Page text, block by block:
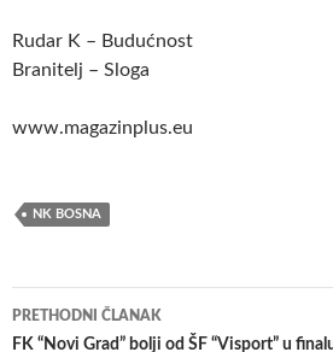
Rudar K – Budućnost
Branitelj – Sloga
www.magazinplus.eu
NK BOSNA
Navigacija
PRETHODNI ČLANAK
FK “Novi Grad” bolji od ŠF “Visport” u